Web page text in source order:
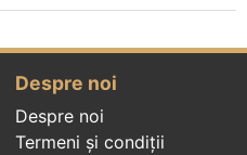
Despre noi
Despre noi
Termeni și condiții